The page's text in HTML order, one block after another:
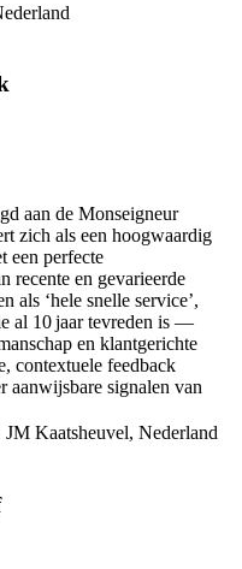
aan de Monseigneur
zich als een hoogwaardig
een perfecte
recente en gevarieerde
‘hele snelle service’,
al 10 jaar tevreden is —
en klantgerichte
contextuele feedback
aanwijsbare signalen van
Kaatsheuvel, Nederland